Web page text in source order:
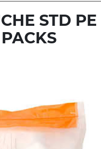
STD PE